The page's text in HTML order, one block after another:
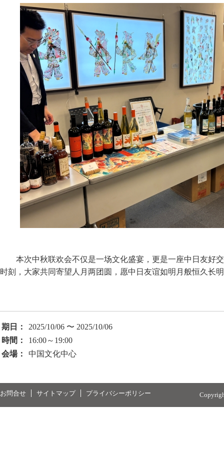
本次中秋联欢会不仅是一场文化盛宴，更是一座中日友好
时刻，大家共同寄望人月两团圆，愿中日友谊如明月般恒久长
期日：
2025/10/06 〜 2025/10/06
時間：
16:00～19:00
会場：
中国文化中心
お問合せ サイトマップ プライバシーポリシー